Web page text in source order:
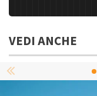
VEDI ANCHE